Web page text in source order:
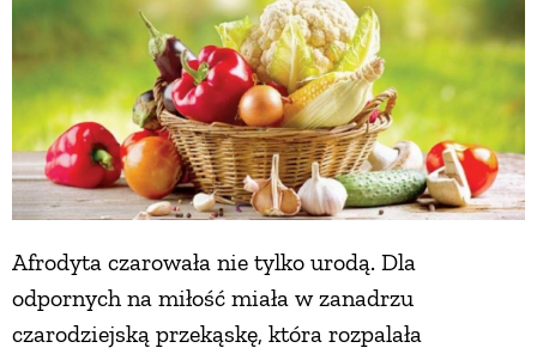
Afrodyta czarowała nie tylko urodą. Dla
odpornych na miłość miała w zanadrzu
czarodziejską przekąskę, która rozpalała